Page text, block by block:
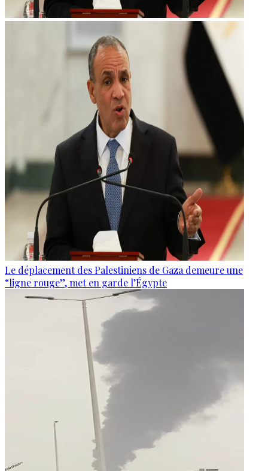
Le déplacement des Palestiniens de Gaza demeure une
“ligne rouge”, met en garde l’Égypte